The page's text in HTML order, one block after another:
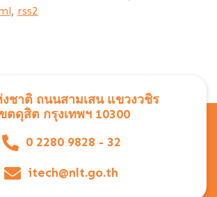
, rss2
ชาติ ถนนสามเสน แขวงวชิร
ตดุสิต กรุงเทพฯ 10300
0 2280 9828 - 32
itech@nlt.go.th